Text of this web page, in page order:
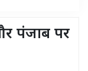
पंजाब पर